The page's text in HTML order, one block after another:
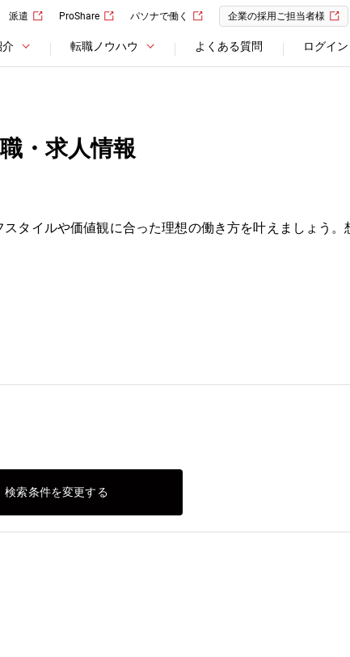
派遣 ProShare パソナで働く 企業の採用ご担当者様
介 転職ノウハウ よくある質問 ログイン
・求人情報
タイルや価値観に合った理想の働き方を叶えましょう。
検索条件を変更する